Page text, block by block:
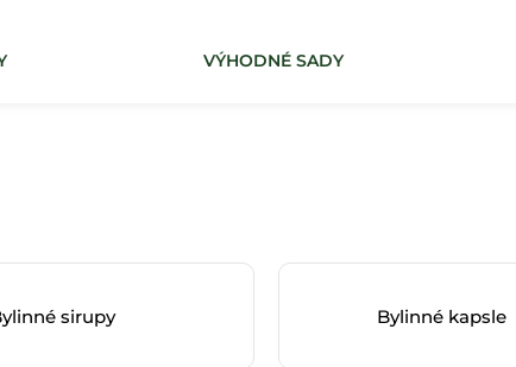
VÝHODNÉ SADY
sirupy Bylinné kapsle